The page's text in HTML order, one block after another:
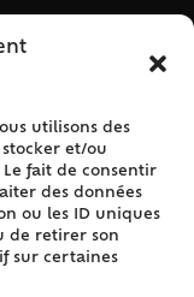
utilisons des
et/ou
fait de consentir
des données
ou les ID uniques
de retirer son
sur certaines